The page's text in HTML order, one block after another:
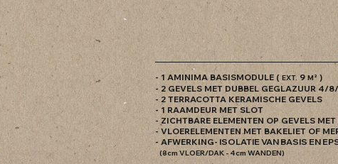
- 1 AMINIMA BASISMODULE ( EXT. 9 M² )
- 2 GEVELS MET DUBBEL GEGLAZUUR 4/
- 2 TERRACOTTA KERAMISCHE GEVELS
- 1 RAAMDEUR MET SLOT
- ZICHTBARE ELEMENTEN OP GEVELS
- VLOERELEMENTEN MET BAKELIET OF
- AFWERKING- ISOLATIE VAN BASIS EN
(8cm VLOER/DAK - 4cm WANDEN)